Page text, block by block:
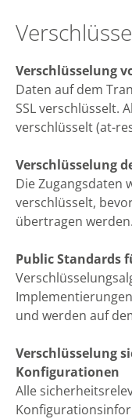
Verschlüsselung
Daten auf dem
SSL verschlüsselt.
verschlüsselt (at-
Verschlüsselung
Die Zugangsdaten
verschlüsselt,
übertragen werden.
Public Standards
und werden auf
Verschlüsselung
Konfigurationen
Alle